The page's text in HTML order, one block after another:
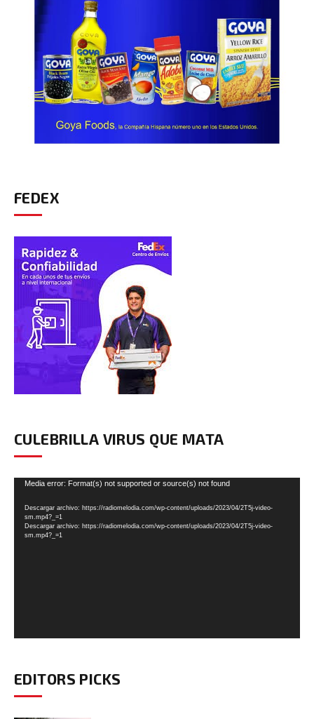
FEDEX
CULEBRILLA VIRUS QUE MATA
Reproductor
vídeo
Media error: Format(s) not supported or source(s) not found
Descargar archivo: https://radiomelodia.com/wp-content/uploads/2023/04/2T5j-video-
sm.mp4?_=1
Descargar archivo: https://radiomelodia.com/wp-content/uploads/2023/04/2T5j-video-
sm.mp4?_=1
EDITORS PICKS